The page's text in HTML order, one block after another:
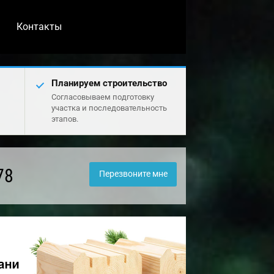
Контакты
Планируем строительство
Согласовываем подготовку
участка и последовательность
этапов.
Перезвоните мне